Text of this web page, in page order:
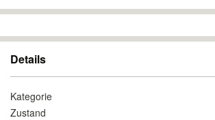
Details
Kategorie
Zustand